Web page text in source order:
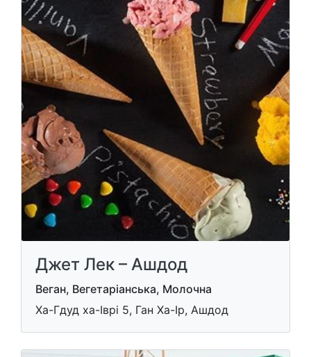
Джет Лек – Ашдод
Веган, Вегетаріанська, Молочна
Ха-Гдуд ха-Іврі 5, Ган Ха-Ір, Ашдод